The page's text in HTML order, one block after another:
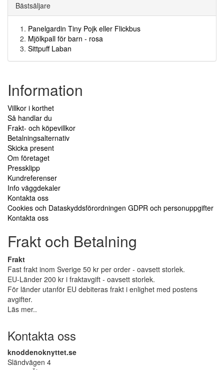
Bästsäljare
Panelgardin Tiny Pojk eller Flickbus
Mjölkpall för barn - rosa
Sittpuff Laban
Information
Villkor i korthet
Så handlar du
Frakt- och köpevillkor
Betalningsalternativ
Skicka present
Om företaget
Pressklipp
Kundreferenser
Info väggdekaler
Kontakta oss
Cookies och Dataskyddsförordningen GDPR och personuppgifter
Kontakta oss
Frakt och Betalning
Frakt
Fast frakt inom Sverige 50 kr per order - oavsett storlek.
EU-Länder 200 kr i fraktavgift - oavsett storlek.
För länder utanför EU debiteras frakt i enlighet med postens
avgifter.
Läs mer..
Kontakta oss
knoddenoknyttet.se
Sländvägen 4